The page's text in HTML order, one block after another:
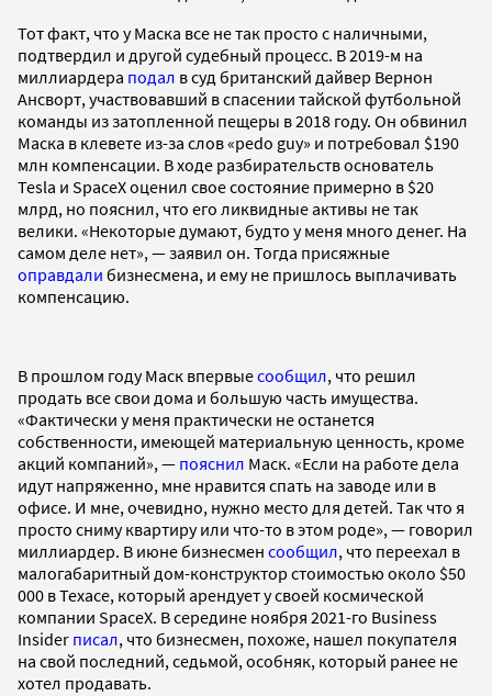
Тот факт, что у Маска все не так просто с наличными,
подтвердил и другой судебный процесс. В 2019-м на
миллиардера подал в суд британский дайвер Вернон
Ансворт, участвовавший в спасении тайской футбольной
команды из затопленной пещеры в 2018 году. Он обвинил
Маска в клевете из-за слов «pedo guy» и потребовал $190
млн компенсации. В ходе разбирательств основатель
Tesla и SpaceX оценил свое состояние примерно в $20
млрд, но пояснил, что его ликвидные активы не так
велики. «Некоторые думают, будто у меня много денег. На
самом деле нет», — заявил он. Тогда присяжные
оправдали бизнесмена, и ему не пришлось выплачивать
компенсацию.
В прошлом году Маск впервыесообщил, что решил
продать все свои дома и большую часть имущества.
«Фактически у меня практически не останется
собственности, имеющей материальную ценность, кроме
акций компаний», — пояснил Маск. «Если на работе дела
идут напряженно, мне нравится спать на заводе или в
офисе. И мне, очевидно, нужно место для детей. Так что я
просто сниму квартиру или что-то в этом роде», — говорил
миллиардер. В июне бизнесмен сообщил, что переехал в
малогабаритный дом-конструктор стоимостью около $50
000 в Техасе, который арендует у своей космической
компании SpaceX. В середине ноября 2021-го Business
Insider писал, что бизнесмен, похоже, нашел покупателя
на свой последний, седьмой, особняк, который ранее не
хотел продавать.